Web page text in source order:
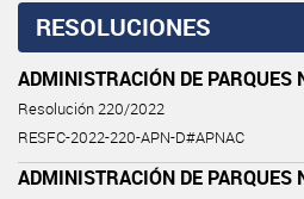
RESOLUCIONES
ADMINISTRACIÓN DE PARQUES
Resolución 220/2022
RESFC-2022-220-APN-D#APNAC
ADMINISTRACIÓN DE PARQUES